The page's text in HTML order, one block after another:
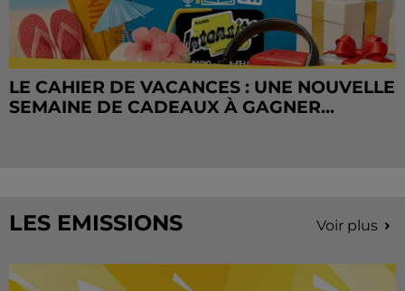
LE CAHIER DE VACANCES : UNE NOUVELLE
SEMAINE DE CADEAUX À GAGNER...
LES EMISSIONS Voir plus